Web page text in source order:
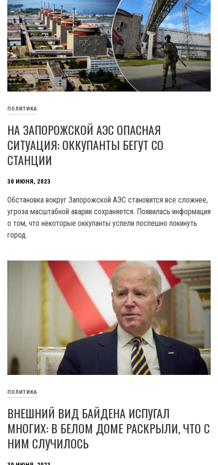
ПОЛИТИКА
НА ЗАПОРОЖСКОЙ АЭС ОПАСНАЯ
СИТУАЦИЯ: ОККУПАНТЫ БЕГУТ СО
СТАНЦИИ
30 ИЮНЯ, 2023
Обстановка вокруг Запорожской АЭС становится все сложнее,
угроза масштабной аварии сохраняется. Появилась информация
о том, что некоторые оккупанты успели поспешно покинуть
город.
ПОЛИТИКА
ВНЕШНИЙ ВИД БАЙДЕНА ИСПУГАЛ
МНОГИХ: В БЕЛОМ ДОМЕ РАСКРЫЛИ, ЧТО С
НИМ СЛУЧИЛОСЬ